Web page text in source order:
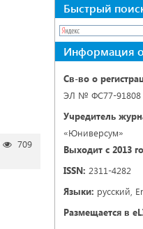
709
Быстрый
Информация
Св-во о
ЭЛ № ФС77-91808
Учредитель
«Юниверсум»
Выходит с 2013
ISSN: 2311-4282
Языки: русский,
Размещается в